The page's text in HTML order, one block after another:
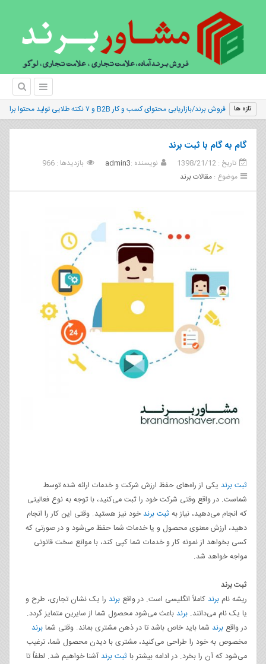
تازه ها فروش برند/بازاریابی محتوای کسب و کار B2B و ۷ نکته طلایی تولید محتوا برای جذب لیدها
گام به گام با ثبت برند
تاریخ : 1398/21/12 نویسنده :admin3
بازدیدها : 966
موضوع : مقالات برند
ثبت برند یکی از راه‌های حفظ ارزش شرکت و خدمات ارائه شده توسط
شماست. در واقع وقتی شرکت خود را ثبت می‌کنید، با توجه به نوع فعالیتی
که انجام می‌دهید، نیاز بهثبت برندخود نیز هستید. وقتی این کار را انجام
دهید، ارزش معنوی محصول و یا خدمات شما حفظ می‌شود و در صورتی که
کسی بخواهد از نمونه کار و خدمات شما کپی کند، با موانع سخت قانونی
مواجه خواهد شد.
ثبت برند
ریشه نام برند کاملاً انگلیسی است. در واقع برند را یک نشان تجاری، طرح و
یا یک نام می‌دانند. برند باعث می‌شود محصول شما از سایرین متمایز گردد.
در واقع برند شما باید خاص باشد تا در ذهن مشتری بماند. وقتی شمابرند
مخصوص به خود را طراحی می‌کنید، مشتری با دیدن محصول شما، ترغیب
می‌شود که آن را بخرد. در ادامه بیشتر باثبت برند آشنا خواهیم شد. لطفاً تا